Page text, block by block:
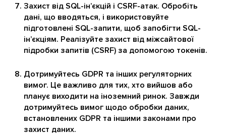
Захист від SQL-ін’єкцій і CSRF-атак. Обробіть
дані, що вводяться, і використовуйте
підготовлені SQL-запити, щоб запобігти SQL-
ін’єкціям. Реалізуйте захист від міжсайтової
підробки запитів (CSRF) за допомогою токенів.
Дотримуйтесь GDPR та інших регуляторних
вимог. Це важливо для тих, хто вийшов або
планує виходити на іноземний ринок. Завжди
дотримуйтесь вимог щодо обробки даних,
встановлених GDPR та іншими законами про
захист даних.